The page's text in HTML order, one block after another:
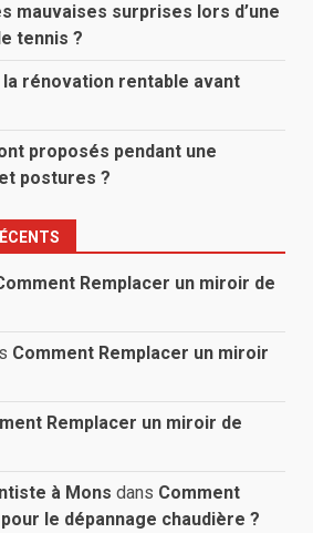
mauvaises surprises lors d’une
tennis ?
rénovation rentable avant
proposés pendant une
postures ?
Remplacer un miroir de
Comment Remplacer un miroir
Remplacer un miroir de
à Mons dans Comment
le dépannage chaudière ?